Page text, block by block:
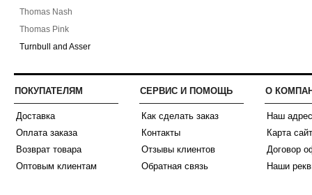
Thomas Nash
Thomas Pink
Turnbull and Asser
ПОКУПАТЕЛЯМ
Доставка
Оплата заказа
Возврат товара
Оптовым клиентам
СЕРВИС И ПОМОЩЬ
Как сделать заказ
Контакты
Отзывы клиентов
Обратная связь
О
Наш адрес
Карта
Договор
Наши